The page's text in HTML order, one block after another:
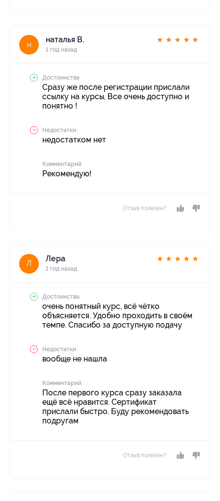
н
наталья В.
1 год назад
★ ★ ★ ★ ★
Достоинства
Сразу же после регистрации прислали
ссылку на курсы, Все очень доступно и
понятно !
Недостатки
недостатком нет
Комментарий
Рекомендую!
Отзыв полезен?
Л
Лера
1 год назад
★ ★ ★ ★ ★
Достоинства
очень понятный курс, всё чётко
объясняется. Удобно проходить в своём
темпе. Спасибо за доступную подачу
Недостатки
вообще не нашла
Комментарий
После первого курса сразу заказала
ещё всё нравится. Сертификат
прислали быстро. Буду рекомендовать
подругам
Отзыв полезен?